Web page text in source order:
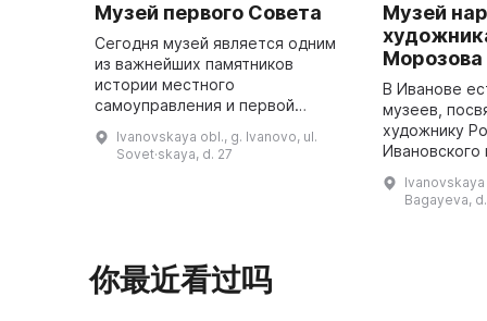
Музей первого Совета
Сегодня музей является одним
из важнейших памятников
истории местного
самоуправления и первой
Музей расположен в
историческом здании Мещанской
Ivanovskaya obl., g. Ivanovo, ul.
Sovet·skaya, d. 27
Музей
Морозова
В Иванове
музеев,
художнику
Ивановского
известен
пейзажист,
Bagayeva,
你最近看过吗